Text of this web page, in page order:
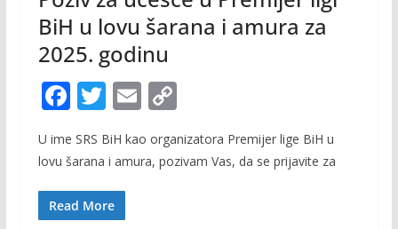
BiH u lovu šarana i amura za
2025. godinu
F
e
b
o
T
w
itt
er
E
ai
C
p
U ime SRS BiH kao organizatora Premijer lige BiH u
lovu šarana i amura, pozivam Vas, da se prijavite za
Read More